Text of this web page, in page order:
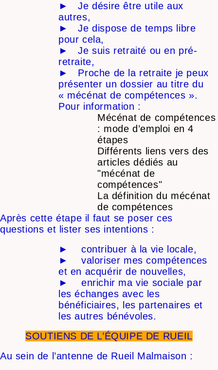
► Je désire être utile aux
autres,
► Je dispose de temps libre
pour cela,
► Je suis retraité ou en pré-
retraite,
► Proche de la retraite je peux
présenter un dossier au titre du
« mécénat de compétences ».
Pour information :
Mécénat de compétences
: mode d’emploi en 4
étapes
Différents liens vers des
articles dédiés au
"mécénat de
compétences"
La définition du mécénat
de compétences
Après cette étape il faut se poser ces
questions et lister ses intentions :
► contribuer à la vie locale,
► valoriser mes compétences
et en acquérir de nouvelles,
► enrichir ma vie sociale par
les échanges avec les
bénéficiaires, les partenaires et
les autres bénévoles.
SOUTIENS DE L’ÉQUIPE DE RUEIL
Au sein de l’antenne de Rueil Malmaison :